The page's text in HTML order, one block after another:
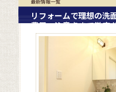
リフォームで理想の洗
費用・注意点まで徹底